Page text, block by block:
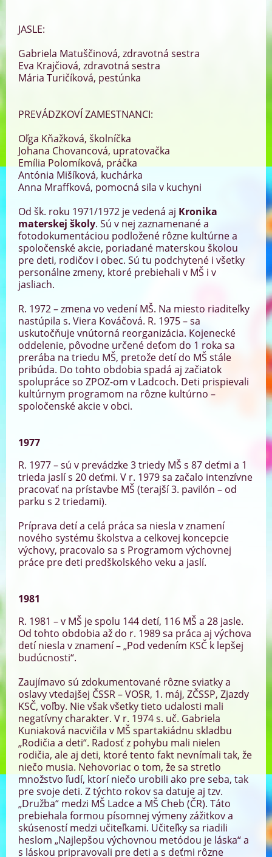
JASLE:
Gabriela Matuščinová, zdravotná sestra
Eva Krajčiová, zdravotná sestra
Mária Turičíková, pestúnka
PREVÁDZKOVÍ ZAMESTNANCI:
Oľga Kňažková, školníčka
Johana Chovancová, upratovačka
Emília Polomíková, práčka
Antónia Mišíková, kuchárka
Anna Mraffková, pomocná sila v kuchyni
Od šk. roku 1971/1972 je vedená aj Kronika
materskej školy. Sú v nej zaznamenané a
fotodokumentáciou podložené rôzne kultúrne a
spoločenské akcie, poriadané materskou školou
pre deti, rodičov i obec. Sú tu podchytené i všetky
personálne zmeny, ktoré prebiehali v MŠ i v
jasliach.
R. 1972 – zmena vo vedení MŠ. Na miesto riaditeľky
nastúpila s. Viera Kováčová. R. 1975 – sa
uskutočňuje vnútorná reorganizácia. Kojenecké
oddelenie, pôvodne určené deťom do 1 roka sa
prerába na triedu MŠ, pretože detí do MŠ stále
pribúda. Do tohto obdobia spadá aj začiatok
spolupráce so ZPOZ-om v Ladcoch. Deti prispievali
kultúrnym programom na rôzne kultúrno –
spoločenské akcie v obci.
1977
R. 1977 – sú v prevádzke 3 triedy MŠ s 87 deťmi a 1
trieda jaslí s 20 deťmi. V r. 1979 sa začalo intenzívne
pracovať na prístavbe MŠ (terajší 3. pavilón – od
parku s 2 triedami).
Príprava detí a celá práca sa niesla v znamení
nového systému školstva a celkovej koncepcie
výchovy, pracovalo sa s Programom výchovnej
práce pre deti predškolského veku a jaslí.
1981
R. 1981 – v MŠ je spolu 144 detí, 116 MŠ a 28 jasle.
Od tohto obdobia až do r. 1989 sa práca aj výchova
detí niesla v znamení – „Pod vedením KSČ k lepšej
budúcnosti“.
Zaujímavo sú zdokumentované rôzne sviatky a
oslavy vtedajšej ČSSR – VOSR, 1. máj, ZČSSP, Zjazdy
KSČ, voľby. Nie však všetky tieto udalosti mali
negatívny charakter. V r. 1974 s. uč. Gabriela
Kuniaková nacvičila v MŠ spartakiádnu skladbu
„Rodičia a deti“. Radosť z pohybu mali nielen
rodičia, ale aj deti, ktoré tento fakt nevnímali tak, že
niečo musia. Nehovoriac o tom, že sa stretlo
množstvo ľudí, ktorí niečo urobili ako pre seba, tak
pre svoje deti. Z týchto rokov sa datuje aj tzv.
„Družba“ medzi MŠ Ladce a MŠ Cheb (ČR). Táto
prebiehala formou písomnej výmeny zážitkov a
skúseností medzi učiteľkami. Učiteľky sa riadili
heslom „Najlepšou výchovnou metódou je láska“ a
s láskou pripravovali pre deti a s deťmi rôzne